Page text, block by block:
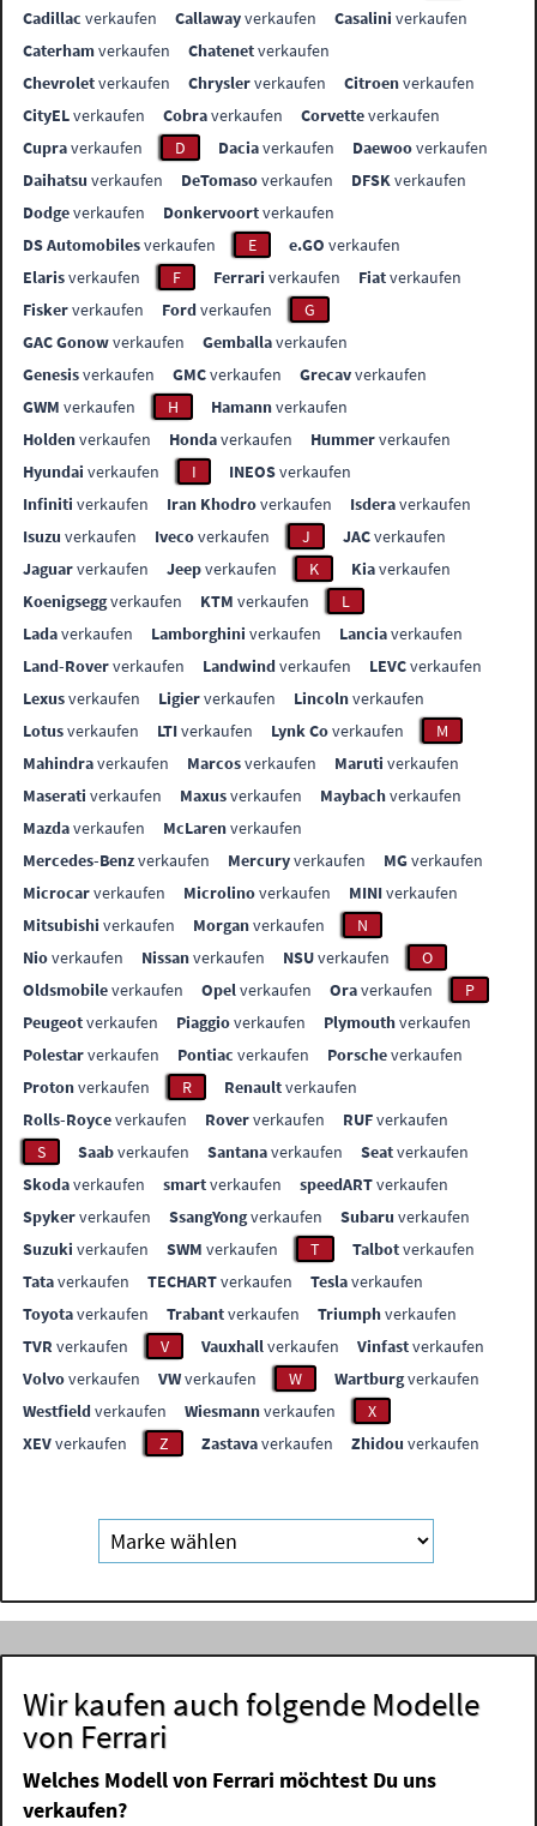
Cadillac verkaufen Callawayverkaufen Casalini verkaufen
Caterhamverkaufen Chatenetverkaufen
Chevroletverkaufen Chryslerverkaufen Citroenverkaufen
CityELverkaufen Cobraverkaufen Corvetteverkaufen
Cupraverkaufen D Daciaverkaufen Daewooverkaufen
Daihatsu verkaufen DeTomasoverkaufen DFSKverkaufen
Dodgeverkaufen Donkervoortverkaufen
DS Automobilesverkaufen E e.GO verkaufen
Elarisverkaufen F Ferrari verkaufen Fiatverkaufen
Fiskerverkaufen Fordverkaufen
G
GAC Gonowverkaufen Gemballaverkaufen
Genesisverkaufen GMCverkaufen Grecavverkaufen
GWM verkaufen H Hamannverkaufen
Holdenverkaufen Hondaverkaufen Hummerverkaufen
Hyundai verkaufen I INEOSverkaufen
Infiniti verkaufen Iran Khodroverkaufen Isderaverkaufen
Isuzu verkaufen Ivecoverkaufen J JACverkaufen
Jaguarverkaufen Jeepverkaufen K Kiaverkaufen
Koenigseggverkaufen KTM verkaufen
L
Ladaverkaufen Lamborghini verkaufen Lanciaverkaufen
Land-Roververkaufen Landwindverkaufen LEVCverkaufen
Lexusverkaufen Ligierverkaufen Lincolnverkaufen
Lotusverkaufen LTIverkaufen Lynk Coverkaufen
M
Mahindraverkaufen Marcosverkaufen Maruti verkaufen
Maserati verkaufen Maxusverkaufen Maybachverkaufen
Mazdaverkaufen McLarenverkaufen
Mercedes-Benzverkaufen Mercuryverkaufen MGverkaufen
Microcarverkaufen Microlinoverkaufen MINIverkaufen
Mitsubishi verkaufen Morganverkaufen
N
Nioverkaufen Nissanverkaufen NSUverkaufen
O
Oldsmobileverkaufen Opelverkaufen Oraverkaufen
P
Peugeotverkaufen Piaggioverkaufen Plymouthverkaufen
Polestarverkaufen Pontiac verkaufen Porscheverkaufen
Protonverkaufen R Renaultverkaufen
Rolls-Royceverkaufen Roververkaufen RUFverkaufen
S
Saabverkaufen Santanaverkaufen Seatverkaufen
Skodaverkaufen smartverkaufen speedARTverkaufen
Spykerverkaufen SsangYongverkaufen Subaru verkaufen
Suzuki verkaufen SWM verkaufen T Talbotverkaufen
Tataverkaufen TECHARTverkaufen Teslaverkaufen
Toyotaverkaufen Trabantverkaufen Triumphverkaufen
TVR verkaufen V Vauxhallverkaufen Vinfastverkaufen
Volvoverkaufen VWverkaufen W Wartburgverkaufen
Westfieldverkaufen Wiesmannverkaufen
X
XEVverkaufen Z Zastavaverkaufen Zhidou verkaufen
Wir kaufen auch folgende Modelle
von Ferrari
Welches Modell von Ferrari möchtest Du uns
verkaufen?